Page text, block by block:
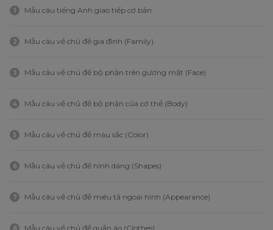
1 Mẫu câu tiếng Anh giao tiếp cơ bản
2 Mẫu câu về chủ đề gia đình (Family)
3 Mẫu câu về chủ đề bộ phận trên gương mặt (Face)
4 Mẫu câu về chủ đề bộ phận của cơ thể (Body)
5 Mẫu câu về chủ đề màu sắc (Color)
6 Mẫu câu về chủ đề hình dáng (Shapes)
7 Mẫu câu về chủ đề miêu tả ngoại hình (Appearance)
8 Mẫu câu về chủ đề quần áo (Clothes)